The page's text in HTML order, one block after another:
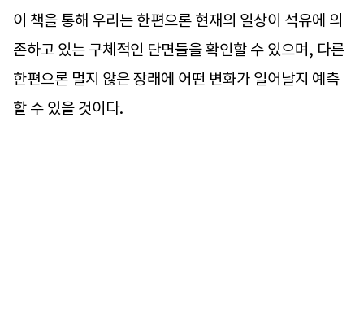
이 책을 통해 우리는 한편으론 현재의 일상이 석유에 의
존하고 있는 구체적인 단면들을 확인할 수 있으며, 다른
한편으론 멀지 않은 장래에 어떤 변화가 일어날지 예측
할 수 있을 것이다.